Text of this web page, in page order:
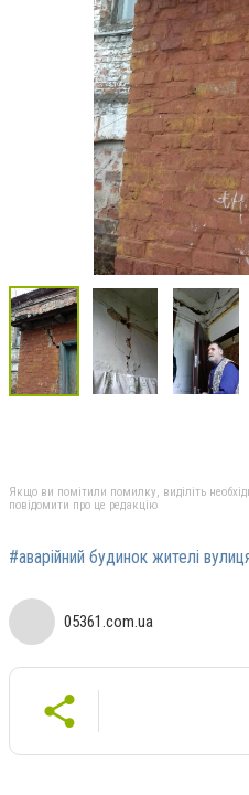
Якщо ви помітили помилку, виділіть
повідомити про це редакцію
#аварійний будинок жителі
05361.com.ua